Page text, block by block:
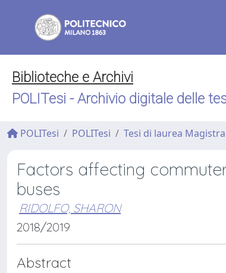
Biblioteche e Archivi
POLITesi - Archivio digitale delle
POLITesi POLITesi Tesi di laurea
Factors affecting
buses
RIDOLFO, SHARON
2018/2019
Abstract